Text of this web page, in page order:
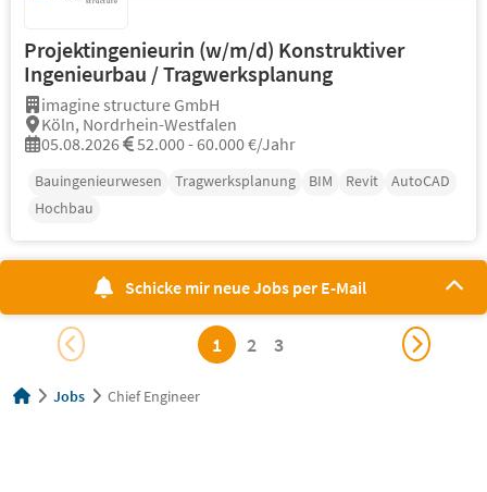
Projektingenieurin (w/m/d) Konstruktiver
Ingenieurbau / Tragwerksplanung
imagine structure GmbH
Köln, Nordrhein-Westfalen
05.08.2026
52.000 - 60.000 €/Jahr
Bauingenieurwesen Tragwerksplanung BIM Revit
AutoCAD
Hochbau
Schicke mir neue Jobs per E-Mail
1 2 3
Jobs Chief Engineer